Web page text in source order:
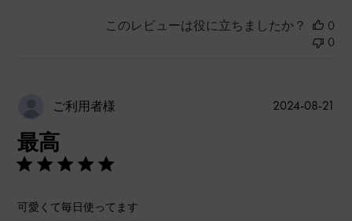
このレビューは役に立ちましたか？
0
0
ご利用者様
最高
可愛くて毎日使ってます
2024-08-21